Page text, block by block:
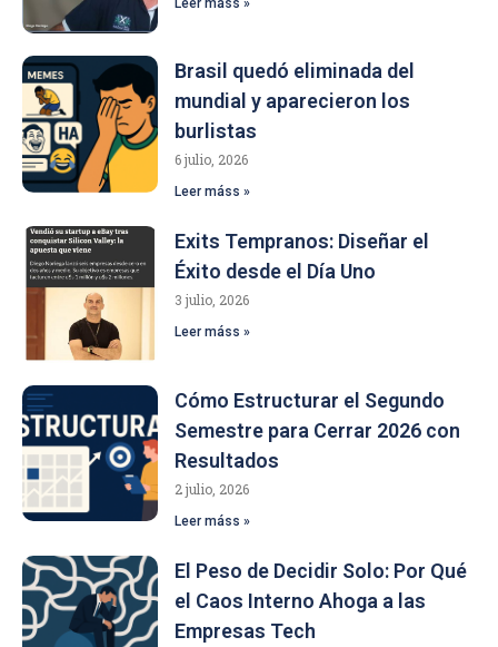
Brasil quedó eliminada del
mundial y aparecieron los
burlistas
6 julio, 2026
Leer máss »
Exits Tempranos: Diseñar el
Éxito desde el Día Uno
3 julio, 2026
Leer máss »
Cómo Estructurar el Segundo
Semestre para Cerrar 2026 con
Resultados
2 julio, 2026
Leer máss »
El Peso de Decidir Solo: Por Qué
el Caos Interno Ahoga a las
Empresas Tech